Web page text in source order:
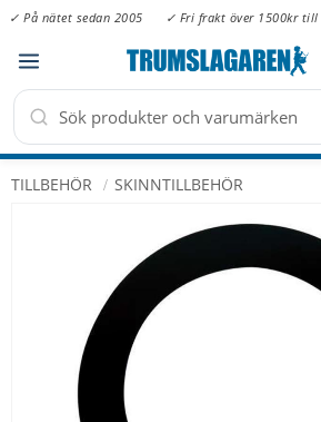
Meny
✓ På nätet sedan 2005 ✓ Fri frakt över 1500kr till
TILLBEHÖR SKINNTILLBEHÖR